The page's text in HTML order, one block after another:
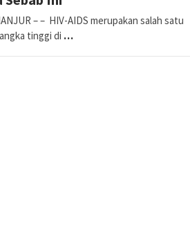
– – HIV-AIDS merupakan salah satu
tinggi di …